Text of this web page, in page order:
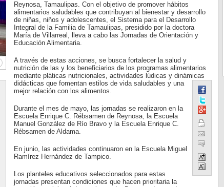
Reynosa, Tamaulipas. Con el objetivo de promover hábitos
alimentarios saludables que contribuyan al bienestar y desarrollo
de niñas, niños y adolescentes, el Sistema para el Desarrollo
Integral de la Familia de Tamaulipas, presidido por la doctora
María de Villarreal, lleva a cabo las Jornadas de Orientación y
Educación Alimentaria.
A través de estas acciones, se busca fortalecer la salud y
nutrición de las y los beneficiarios de los programas alimentarios
mediante pláticas nutricionales, actividades lúdicas y dinámicas
didácticas que fomentan estilos de vida saludables y una
mejor relación con los alimentos.
Durante el mes de mayo, las jornadas se realizaron en la
Escuela Enrique C. Rébsamen de Reynosa, la Escuela
Manuel González de Río Bravo y la Escuela Enrique C.
Rébsamen de Aldama.
En junio, las actividades continuaron en la Escuela Miguel
Ramírez Hernández de Tampico.
Los planteles educativos seleccionados para estas
jornadas presentan condiciones que hacen prioritaria la